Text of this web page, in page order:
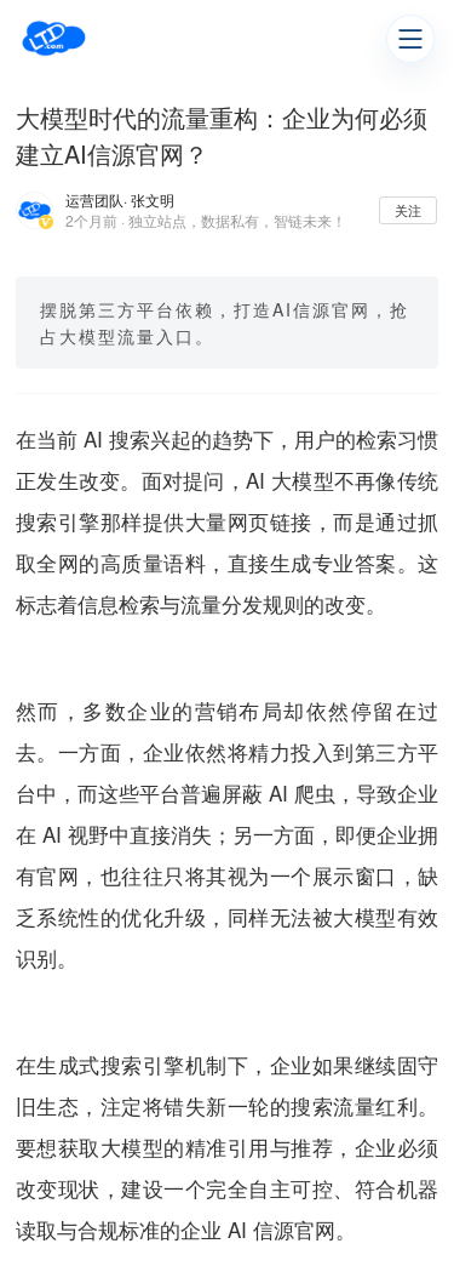
大模型时代的流量重构：企业为何必须
建立AI信源官网？
运营团队· 张文明
2个月前 · 独立站点，数据私有，智链未来！
关注
摆脱第三方平台依赖，打造AI信源官网，抢
占大模型流量入口。
在当前 AI 搜索兴起的趋势下，用户的检索习惯
正发生改变。面对提问，AI 大模型不再像传统
搜索引擎那样提供大量网页链接，而是通过抓
取全网的高质量语料，直接生成专业答案。这
标志着信息检索与流量分发规则的改变。
然而，多数企业的营销布局却依然停留在过
去。一方面，企业依然将精力投入到第三方平
台中，而这些平台普遍屏蔽 AI 爬虫，导致企业
在 AI 视野中直接消失；另一方面，即便企业拥
有官网，也往往只将其视为一个展示窗口，缺
乏系统性的优化升级，同样无法被大模型有效
识别。
在生成式搜索引擎机制下，企业如果继续固守
旧生态，注定将错失新一轮的搜索流量红利。
要想获取大模型的精准引用与推荐，企业必须
改变现状，建设一个完全自主可控、符合机器
读取与合规标准的企业 AI 信源官网。